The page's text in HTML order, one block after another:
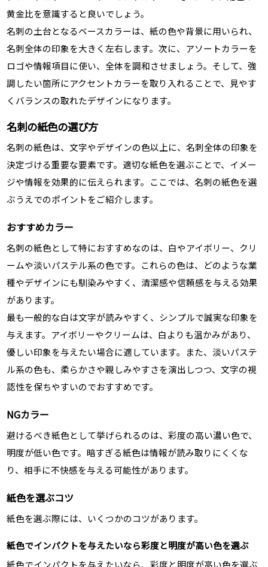
黄金比を意識すると良いでしょう。
名刺の土台となるベースカラーは、紙の色や背景に用いられ、
名刺全体の印象を大きく左右します。次に、アソートカラーを
ロゴや情報項目に使い、全体を調和させましょう。そして、強
調したい箇所にアクセントカラーを取り入れることで、見やす
くバランスの取れたデザインになります。
名刺の紙色の選び方
名刺の紙色は、文字やデザインの色以上に、名刺全体の印象を
決定づける重要な要素です。適切な紙色を選ぶことで、イメー
ジや情報を効果的に伝えられます。ここでは、名刺の紙色を選
ぶうえでのポイントをご紹介します。
おすすめカラー
名刺の紙色として特におすすめなのは、白やアイボリー、クリ
ームや淡いパステル系の色です。これらの色は、どのような業
種やデザインにも馴染みやすく、清潔感や信頼感を与える効果
があります。
最も一般的な白は文字が読みやすく、シンプルで誠実な印象を
与えます。アイボリーやクリームは、白よりも温かみがあり、
優しい印象を与えたい場合に適しています。また、淡いパステ
ル系の色も、柔らかさや親しみやすさを演出しつつ、文字の視
認性を保ちやすいのでおすすめです。
NGカラー
避けるべき紙色として挙げられるのは、彩度の高い濃い色で、
明度が低い色です。暗すぎる紙色は情報が読み取りにくくな
り、相手に不快感を与える可能性があります。
紙色を選ぶコツ
紙色を選ぶ際には、いくつかのコツがあります。
紙色でインパクトを与えたいなら彩度と明度が高い色を選ぶ
紙色でインパクトを与えたいなら、彩度と明度が高い色を選ぶ